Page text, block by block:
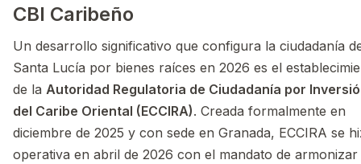
CBI Caribeño
Un desarrollo significativo que configura la ciudadanía
Santa Lucía por bienes raíces en 2026 es el
de la Autoridad Regulatoria de Ciudadanía por
del Caribe Oriental (ECCIRA). Creada formalmente en
diciembre de 2025 y con sede en Granada, ECCIRA se
operativa en abril de 2026 con el mandato de armonizar